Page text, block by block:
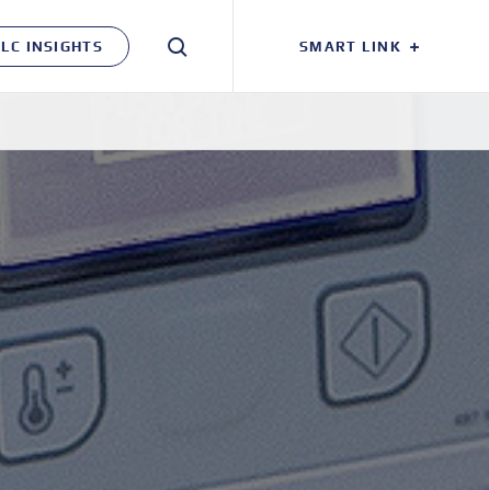
INSIGHTS
검색창
SMART LINK